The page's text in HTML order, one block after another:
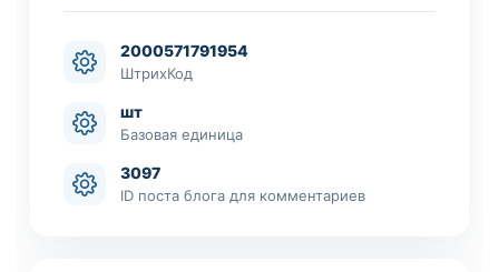
2000571791954
ШтрихКод
шт
Базовая единица
3097
ID поста блога для комментариев